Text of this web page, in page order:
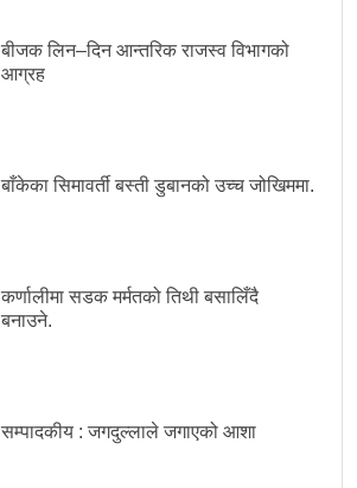
बीजक लिन–दिन आन्तरिक राजस्व विभागको
आग्रह
बाँकेका सिमावर्ती बस्ती डुबानको उच्च जोखिममा.
कर्णालीमा सडक मर्मतको तिथी बसालिँदै
बनाउने.
सम्पादकीय : जगदुल्लाले जगाएको आशा